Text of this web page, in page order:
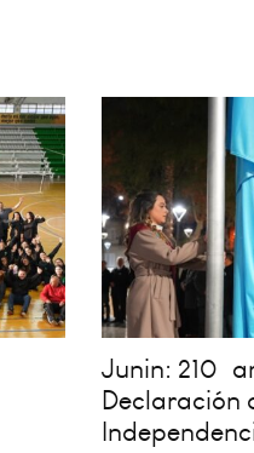
Junin: 210º
Declaración